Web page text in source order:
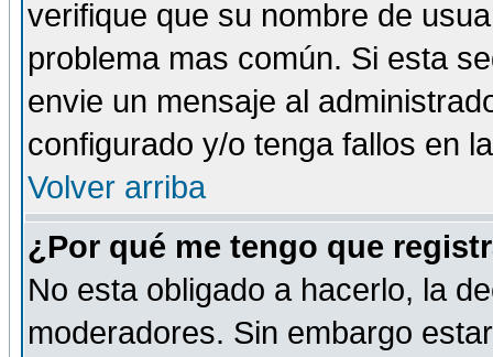
verifique que su nombre de
problema mas común. Si esta
envie un mensaje al
configurado y/o tenga fallos en
Volver arriba
¿Por qué me tengo que
No esta obligado a hacerlo, la
moderadores. Sin embargo